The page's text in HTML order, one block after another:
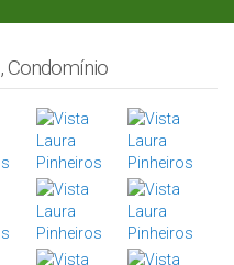
Condomínio